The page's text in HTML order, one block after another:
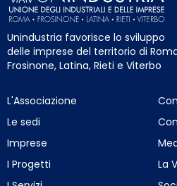
Unindustria favorisce lo sviluppo
delle imprese del territorio di
Frosinone, Latina, Rieti e Viterbo
L'Associazione
Le sedi
Imprese
I Progetti
La